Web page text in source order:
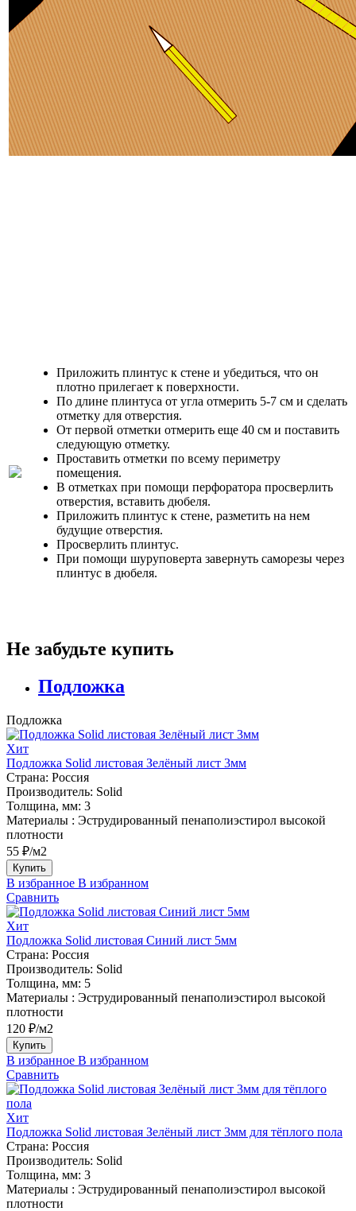
Приложить плинтус к стене и убедиться, что он
плотно прилегает к поверхности.
По длине плинтуса от угла отмерить 5-7 см и сделать
отметку для отверстия.
От первой отметки отмерить еще 40 см и поставить
следующую отметку.
Проставить отметки по всему периметру
помещения.
В отметках при помощи перфоратора просверлить
отверстия, вставить дюбеля.
Приложить плинтус к стене, разметить на нем
будущие отверстия.
Просверлить плинтус.
При помощи шуруповерта завернуть саморезы через
плинтус в дюбеля.
Не забудьте купить
Подложка
Подложка
Хит
Подложка Solid листовая Зелёный лист 3мм
Страна: Россия
Производитель: Solid
Толщина, мм: 3
Материалы : Эструдированный пенаполиэстирол высокой
плотности
55 ₽/м2
Купить
В избранное В избранном
Сравнить
Хит
Подложка Solid листовая Синий лист 5мм
Страна: Россия
Производитель: Solid
Толщина, мм: 5
Материалы : Эструдированный пенаполиэстирол высокой
плотности
120 ₽/м2
Купить
В избранное В избранном
Сравнить
Хит
Подложка Solid листовая Зелёный лист 3мм для тёплого пола
Страна: Россия
Производитель: Solid
Толщина, мм: 3
Материалы : Эструдированный пенаполиэстирол высокой
плотности